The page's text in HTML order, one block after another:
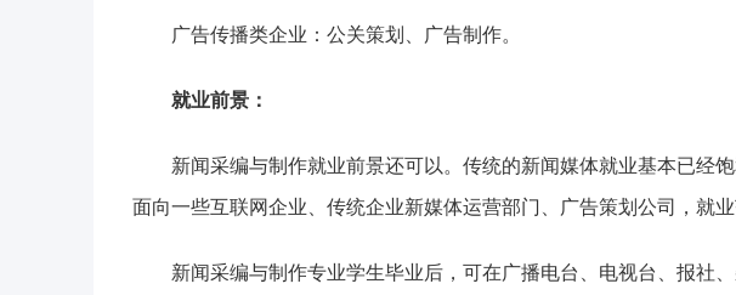
广告传播类企业：公关策划、广告制作。
就业前景：
新闻采编与制作就业前景还可以。传统的新闻媒体就业基本已经
面向一些互联网企业、传统企业新媒体运营部门、广告策划公司，就业
新闻采编与制作专业学生毕业后，可在广播电台、电视台、报社